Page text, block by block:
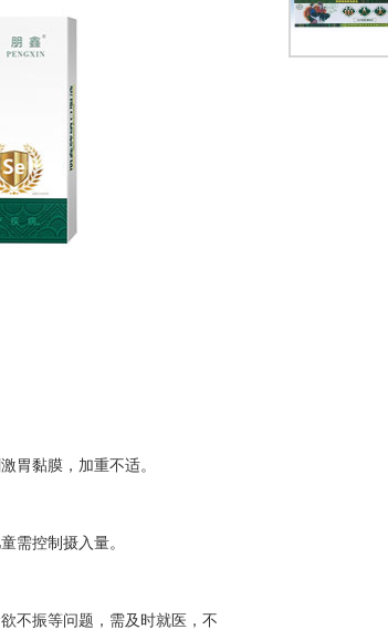
胃黏膜，加重不适。
需控制摄入量。
不振等问题，需及时就医，不